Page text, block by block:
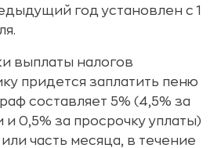
год установлен с 1
выплаты налогов
придется заплатить пеню
составляет 5% (4,5% за
и 0,5% за просрочку уплаты)
часть месяца, в течение